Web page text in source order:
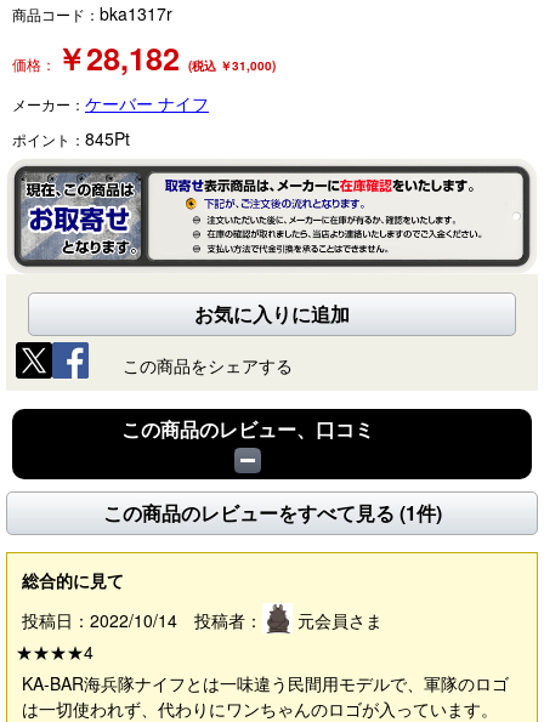
商品コード： bka1317r
価格： ￥28,182 (税込 ￥31,000)
メーカー： ケーバー ナイフ
ポイント： 845Pt
お気に入りに追加
この商品をシェアする
この商品のレビュー、口コミ
この商品のレビューをすべて見る (1件)
総合的に見て
投稿日：2022/10/14 投稿者：
元会員さま
★★★★4
KA-BAR海兵隊ナイフとは一味違う民間用モデルで、軍隊のロゴ
は一切使われず、代わりにワンちゃんのロゴが入っています。